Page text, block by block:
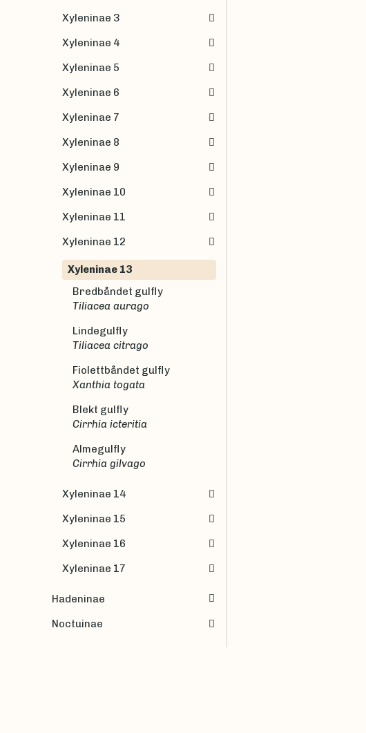
Xyleninae 3
Xyleninae 4
Xyleninae 5
Xyleninae 6
Xyleninae 7
Xyleninae 8
Xyleninae 9
Xyleninae 10
Xyleninae 11
Xyleninae 12
Xyleninae 13
Bredbåndet gulfly
Tiliacea aurago
Lindegulfly
Tiliacea citrago
Fiolettbåndet gulfly
Xanthia togata
Blekt gulfly
Cirrhia icteritia
Almegulfly
Cirrhia gilvago
Xyleninae 14
Xyleninae 15
Xyleninae 16
Xyleninae 17
Hadeninae
Noctuinae